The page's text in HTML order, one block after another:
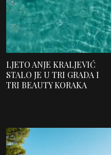
LJETO ANJE KRALJEVIĆ
STALO JE U TRI GRADA I
TRI BEAUTY KORAKA